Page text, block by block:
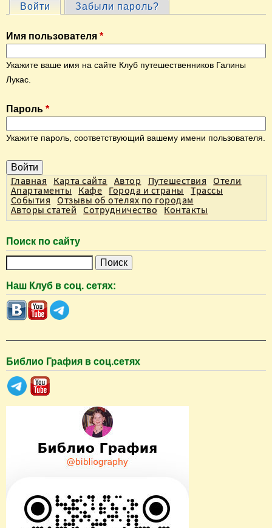
Г
л
а
в
н
е
в
л
а
д
к
и
Войти (активная вкладка)
Забыли пароль?
Имя пользователя *
Укажите ваше имя на сайте Клуб путешественников Галины
Лукас.
Пароль *
Укажите пароль, соответствующий вашему имени пользователя.
Главная Карта сайта Автор Путешествия
Отели
Апартаменты
Кафе Города и страны
Трассы
События
Отзывы об отелях по городам
Авторы статей
Сотрудничество Контакты
Поиск по сайту
и
с
к
Наш Клуб в соц. сетях:
Библио Графия в соц.сетях